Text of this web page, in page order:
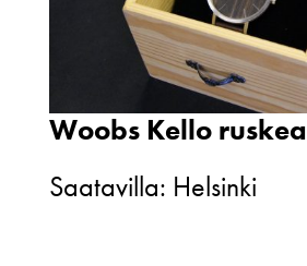
Woobs Kello ruskea
Saatavilla: Helsinki